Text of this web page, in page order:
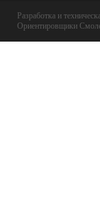
Разработка и
Ориентировщики